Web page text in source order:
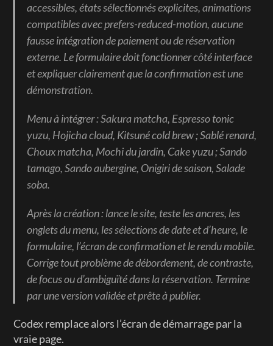
accessibles, états sélectionnés explicites, animations
compatibles avec prefers-reduced-motion, aucune
fausse intégration de paiement ou de réservation
externe. Le formulaire doit fonctionner côté interface
et expliquer clairement que la confirmation est une
démonstration.
Menu à intégrer : Sakura matcha, Espresso tonic
yuzu, Hojicha cloud, Kitsuné cold brew ; Sablé renard,
Choux matcha, Mochi du jardin, Cake yuzu ; Sando
tamago, Sando aubergine, Onigiri de saison, Salade
soba.
Après la création : lance le site, teste les ancres, les
onglets du menu, les sélections de date et d’heure, le
formulaire, l’écran de confirmation et le rendu mobile.
Corrige tout problème de débordement, de contraste,
de focus ou d’ambiguïté dans la réservation. Termine
par une version validée et prête à publier.
Codex remplace alors l’écran de démarrage par la
vraie page.